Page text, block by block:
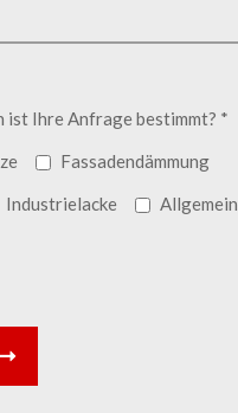
ist Ihre Anfrage bestimmt? *
Fassadendämmung
Industrielacke Allgemein